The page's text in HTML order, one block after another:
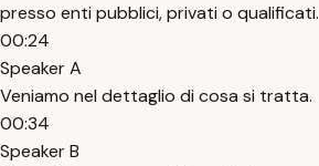
presso enti pubblici, privati o qualificati.
00:24
Speaker A
Veniamo nel dettaglio di cosa si tratta.
00:34
Speaker B